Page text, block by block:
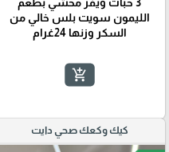
الليمون سويت بلس خالي من
السكر وزنها 24غرام
add_shopping_cart
كيك وكعك صحي دايت